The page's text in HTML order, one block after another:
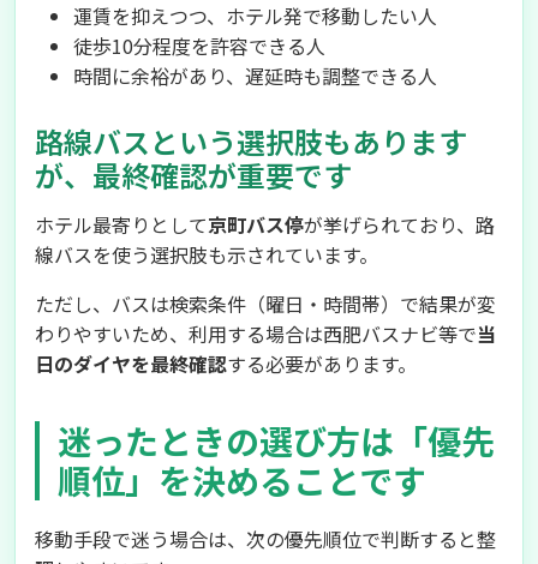
運賃を抑えつつ、ホテル発で移動したい人
徒歩10分程度を許容できる人
時間に余裕があり、遅延時も調整できる人
路線バスという選択肢もあります
が、最終確認が重要です
ホテル最寄りとして京町バス停が挙げられており、路
線バスを使う選択肢も示されています。
ただし、バスは検索条件（曜日・時間帯）で結果が変
わりやすいため、利用する場合は西肥バスナビ等で当
日のダイヤを最終確認する必要があります。
迷ったときの選び方は「優先
順位」を決めることです
移動手段で迷う場合は、次の優先順位で判断すると整